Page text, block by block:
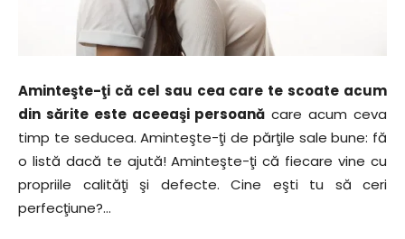
Aminteşte-ţi că cel sau cea care te scoate acum
din sărite este aceeaşi persoană care acum ceva
timp te seducea. Aminteşte-ţi de părţile sale bune: fă
o listă dacă te ajută! Aminteşte-ţi că fiecare vine cu
propriile calităţi şi defecte. Cine eşti tu să ceri
perfecţiune?…